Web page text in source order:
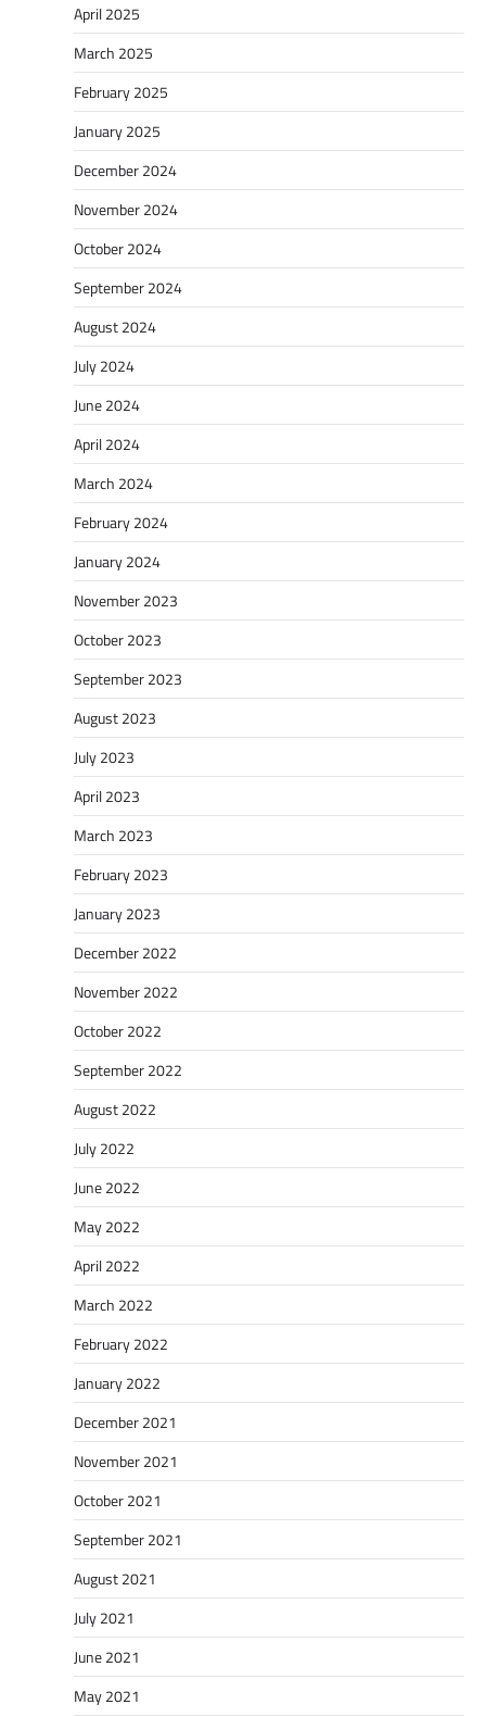
April 2025
March 2025
February 2025
January 2025
December 2024
November 2024
October 2024
September 2024
August 2024
July 2024
June 2024
April 2024
March 2024
February 2024
January 2024
November 2023
October 2023
September 2023
August 2023
July 2023
April 2023
March 2023
February 2023
January 2023
December 2022
November 2022
October 2022
September 2022
August 2022
July 2022
June 2022
May 2022
April 2022
March 2022
February 2022
January 2022
December 2021
November 2021
October 2021
September 2021
August 2021
July 2021
June 2021
May 2021